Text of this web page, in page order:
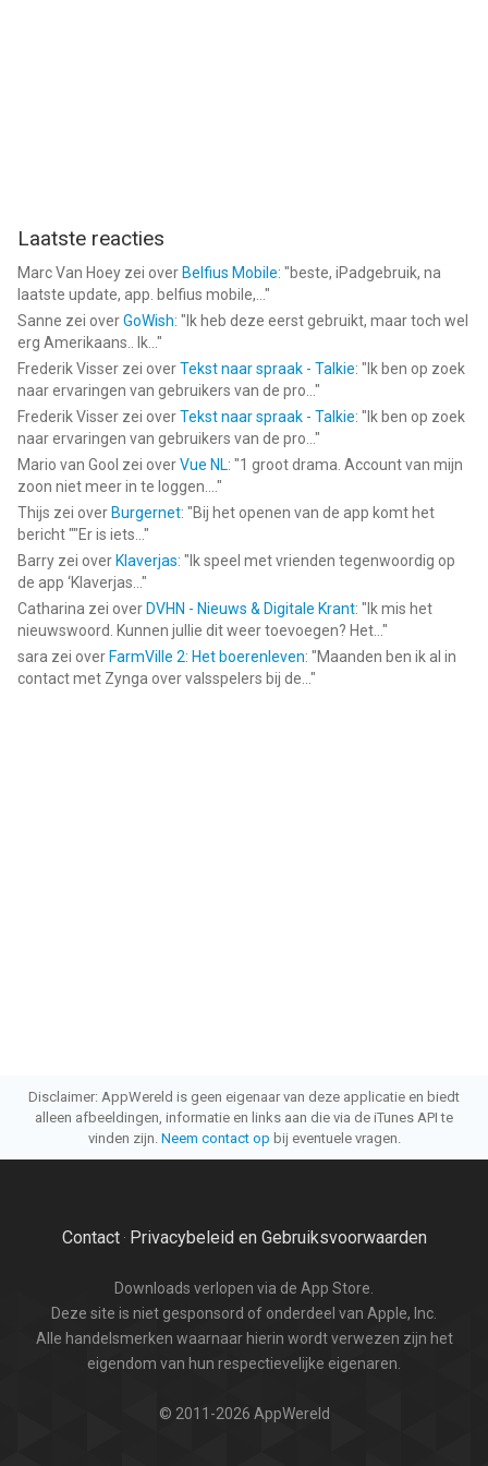
Laatste reacties
Marc Van Hoey zei over Belfius Mobile: "beste, iPadgebruik, na
laatste update, app. belfius mobile,... "
Sanne zei overGoWish: " Ik heb deze eerst gebruikt, maar toch wel
erg Amerikaans.. Ik... "
Frederik Visser zei overTekst naar spraak - Talkie: " Ik ben op zoek
naar ervaringen van gebruikers van de pro... "
Frederik Visser zei overTekst naar spraak - Talkie: " Ik ben op zoek
naar ervaringen van gebruikers van de pro... "
Mario van Gool zei overVue NL: "1 groot drama. Account van mijn
zoon niet meer in te loggen.... "
Thijs zei over Burgernet: "Bij het openen van de app komt het
bericht ""Er is iets... "
Barry zei over Klaverjas: " Ik speel met vrienden tegenwoordig op
de app ‘Klaverjas... "
Catharina zei over DVHN - Nieuws & Digitale Krant: " Ik mis het
nieuwswoord. Kunnen jullie dit weer toevoegen? Het... "
sara zei over FarmVille 2: Het boerenleven: "Maanden ben ik al in
contact met Zynga over valsspelers bij de... "
Disclaimer: AppWereld is geen eigenaar van deze applicatie en biedt
alleen afbeeldingen, informatie en links aan die via de iTunes API te
vinden zijn. Neem contact op bij eventuele vragen.
Contact· Privacybeleid en Gebruiksvoorwaarden
Downloads verlopen via de App Store.
Deze site is niet gesponsord of onderdeel van Apple, Inc.
Alle handelsmerken waarnaar hierin wordt verwezen zijn het
eigendom van hun respectievelijke eigenaren.
© 2011-2026 AppWereld